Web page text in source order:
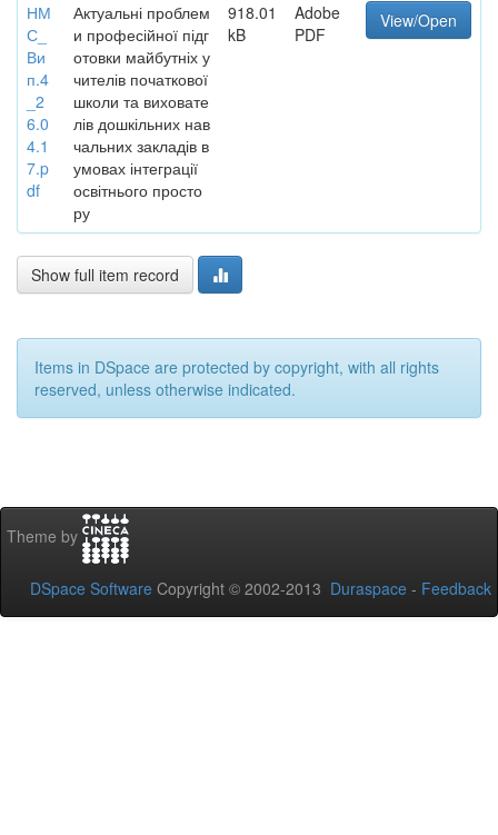
НМ
С_
Ви
п.4
_2
6.0
4.1
7.p
df
Актуальні проблем
и професійної підг
отовки майбутніх у
чителів початкової
школи та виховате
лів дошкільних нав
чальних закладів в
умовах інтеграції
освітнього просто
ру
918.01
kB
Adobe
PDF
View/Open
Show full item record
Items in DSpace are protected by copyright, with all rights
reserved, unless otherwise indicated.
Theme by
DSpace Software Copyright © 2002-2013 Duraspace - Feedback